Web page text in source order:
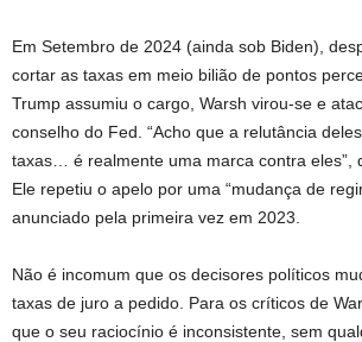
Em Setembro de 2024 (ainda sob Biden),
cortar as taxas em meio bilião de pontos
Trump assumiu o cargo, Warsh virou-se e
conselho do Fed. “Acho que a relutância
taxas… é realmente uma marca contra eles”,
Ele repetiu o apelo por uma “mudança de
anunciado pela primeira vez em 2023.
Não é incomum que os decisores políticos
taxas de juro a pedido. Para os críticos de
que o seu raciocínio é inconsistente, sem